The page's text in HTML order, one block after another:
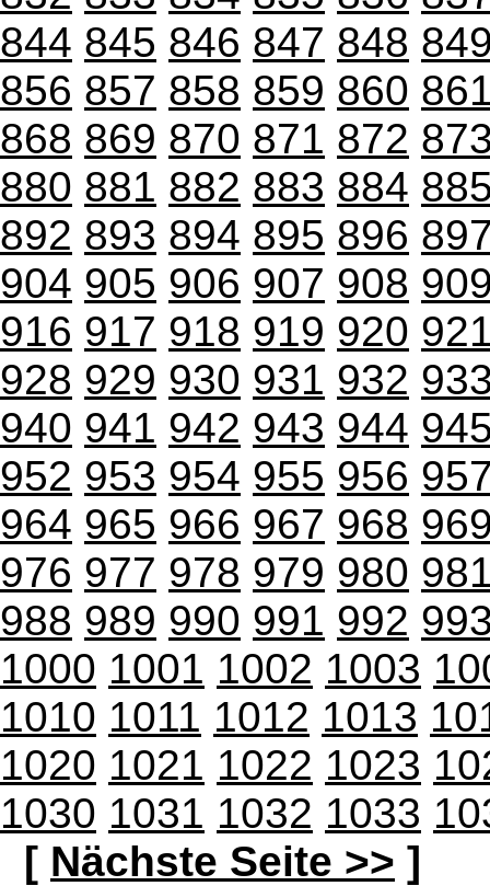
844 845 846 847 848
856 857 858 859 860
868 869 870 871 872
880 881 882 883 884
892 893 894 895 896
904 905 906 907 908
916 917 918 919 920
928 929 930 931 932
940 941 942 943 944
952 953 954 955 956
964 965 966 967 968
976 977 978 979 980
988 989 990 991 992
1000 1001 1002 1003
1010 1011 1012 1013
1020 1021 1022 1023
1030 1031 1032 1033
[ Nächste Seite >> ]